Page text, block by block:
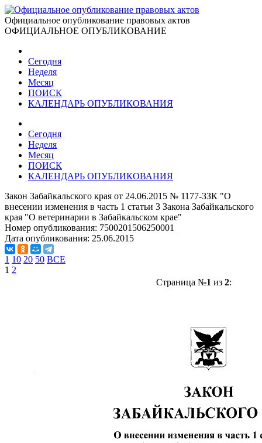
Официальное опубликование правовых актов
ОФИЦИАЛЬНОЕ ОПУБЛИКОВАНИЕ
Сегодня
Неделя
Месяц
ПОИСК
КАЛЕНДАРЬ ОПУБЛИКОВАНИЯ
Сегодня
Неделя
Месяц
ПОИСК
КАЛЕНДАРЬ ОПУБЛИКОВАНИЯ
Закон Забайкальского края от 24.06.2015 № 1177-ЗЗК "О
внесении изменения в часть 1 статьи 3 Закона Забайкальского
края "О ветеринарии в Забайкальском крае"
Номер опубликования: 7500201506250001
Дата опубликования: 25.06.2015
1 10 20 50 ВСЕ
1 2
Страница №1 из 2: